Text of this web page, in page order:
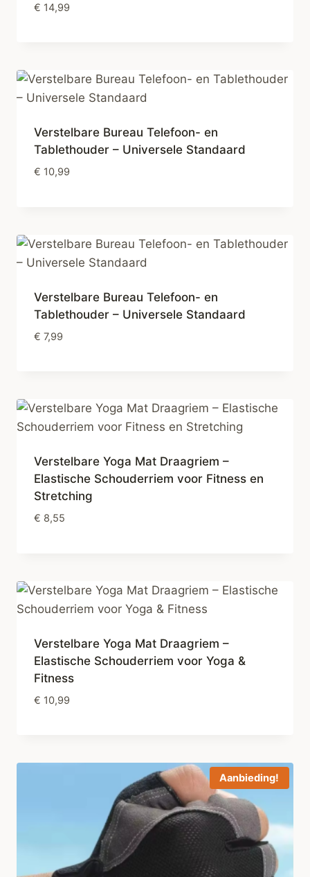
€ 14,99
Verstelbare Bureau Telefoon- en
Tablethouder – Universele Standaard
€ 10,99
Verstelbare Bureau Telefoon- en
Tablethouder – Universele Standaard
€ 7,99
Verstelbare Yoga Mat Draagriem –
Elastische Schouderriem voor Fitness en
Stretching
€ 8,55
Verstelbare Yoga Mat Draagriem –
Elastische Schouderriem voor Yoga &
Fitness
€ 10,99
Aanbieding!